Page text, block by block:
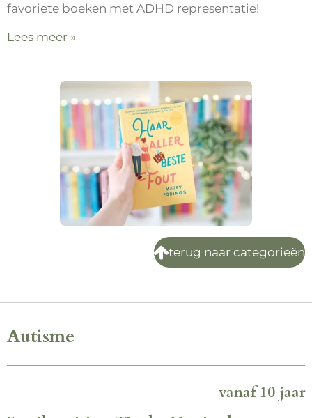
favoriete boeken met ADHD representatie!
Lees meer »
terug naar categorieën
Autisme
vanaf 10 jaar